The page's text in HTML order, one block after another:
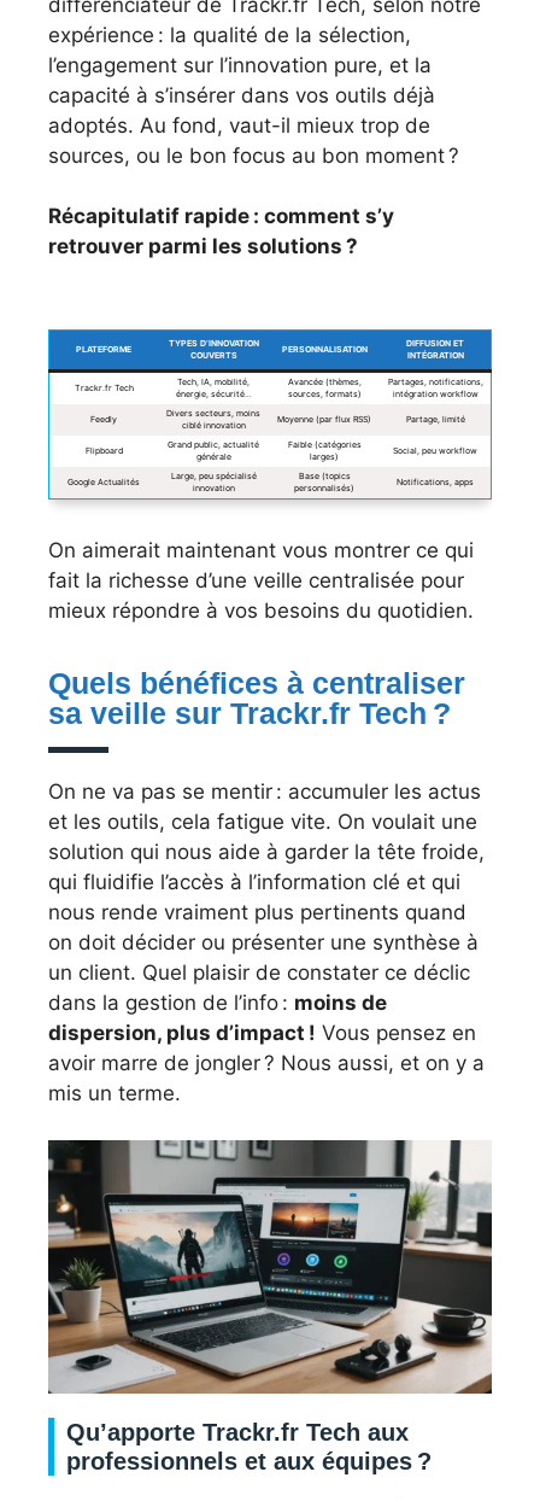
expérience : la qualité de la sélection,
l’engagement sur l’innovation pure, et la
capacité à s’insérer dans vos outils déjà
adoptés. Au fond, vaut-il mieux trop de
sources, ou le bon focus au bon moment ?
Récapitulatif rapide : comment s’y
retrouver parmi les solutions ?
PLATEFORME
TYPES D’INNOVATION
COUVERTS
PERSONNALISATION
DIFFUSION ET
INTÉGRATION
Trackr.fr Tech
Tech, IA, mobilité,
énergie, sécurité…
Avancée (thèmes,
sources, formats)
Partages, notifications,
intégration workflow
Feedly
Divers secteurs, moins
ciblé innovation
Moyenne (par flux RSS) Partage, limité
Flipboard
Grand public, actualité
générale
Faible (catégories
larges)
Social, peu workflow
Google Actualités
Large, peu spécialisé
innovation
Base (topics
personnalisés)
Notifications, apps
On aimerait maintenant vous montrer ce qui
fait la richesse d’une veille centralisée pour
mieux répondre à vos besoins du quotidien.
Quels bénéfices à centraliser
sa veille sur Trackr.fr Tech ?
On ne va pas se mentir : accumuler les actus
et les outils, cela fatigue vite. On voulait une
solution qui nous aide à garder la tête froide,
qui fluidifie l’accès à l’information clé et qui
nous rende vraiment plus pertinents quand
on doit décider ou présenter une synthèse à
un client. Quel plaisir de constater ce déclic
dans la gestion de l’info : moins de
dispersion, plus d’impact ! Vous pensez en
avoir marre de jongler ? Nous aussi, et on y a
mis un terme.
Qu’apporte Trackr.fr Tech aux
professionnels et aux équipes ?